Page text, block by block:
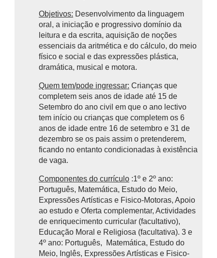
Objetivos: Desenvolvimento da linguagem
oral, a iniciação e progressivo domínio da
leitura e da escrita, aquisição de noções
essenciais da aritmética e do cálculo, do meio
físico e social e das expressões plástica,
dramática, musical e motora.
Quem tem/pode ingressar: Crianças que
completem seis anos de idade até 15 de
Setembro do ano civil em que o ano lectivo
tem início ou crianças que completem os 6
anos de idade entre 16 de setembro e 31 de
dezembro se os pais assim o pretenderem,
ficando no entanto condicionadas à existência
de vaga.
Componentes do currículo :1º e 2º ano:
Português, Matemática, Estudo do Meio,
Expressões Artísticas e Fisico-Motoras, Apoio
ao estudo e Oferta complementar, Actividades
de enriquecimento curricular (facultativo),
Educação Moral e Religiosa (facultativa). 3 e
4º ano: Português, Matemática, Estudo do
Meio, Inglês, Expressões Artísticas e Fisico-